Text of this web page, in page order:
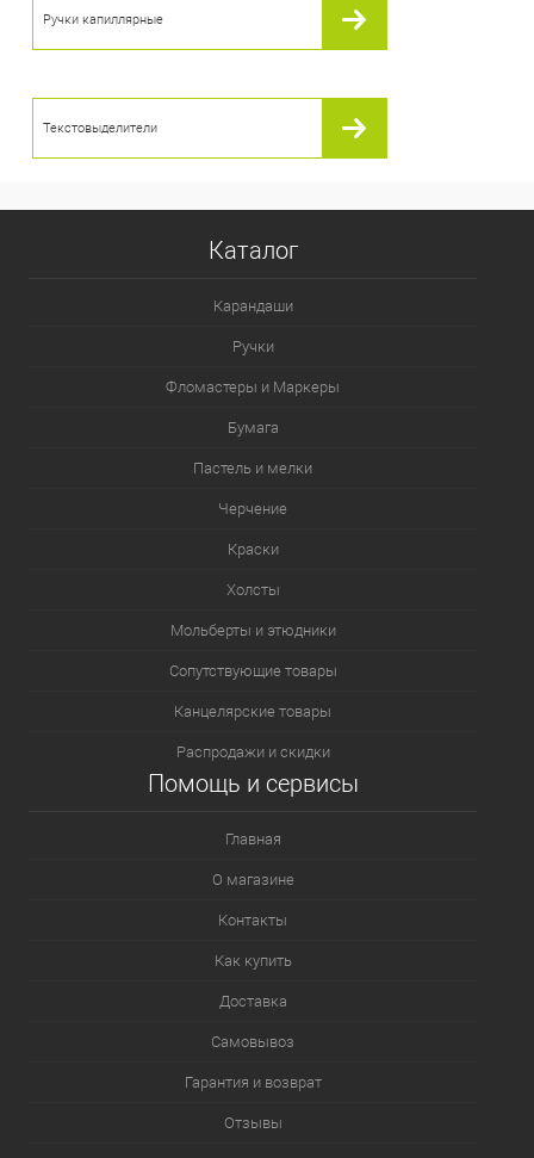
Ручки капиллярные
Текстовыделители
Каталог
Карандаши
Ручки
Фломастеры и Маркеры
Бумага
Пастель и мелки
Черчение
Краски
Холсты
Мольберты и этюдники
Сопутствующие товары
Канцелярские товары
Распродажи и скидки
Помощь и сервисы
Главная
О магазине
Контакты
Как купить
Доставка
Самовывоз
Гарантия и возврат
Отзывы